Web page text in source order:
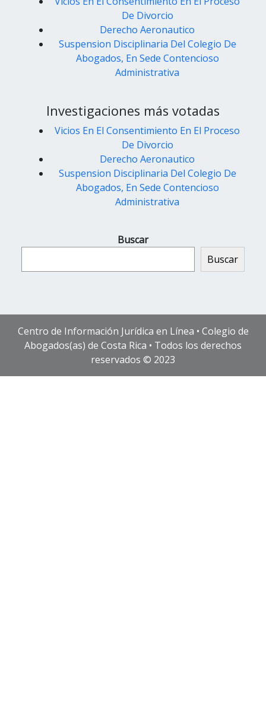
De Divorcio
Derecho Aeronautico
Suspension Disciplinaria Del Colegio De
Abogados, En Sede Contencioso
Administrativa
Investigaciones más votadas
Vicios En El Consentimiento En El Proceso
De Divorcio
Derecho Aeronautico
Suspension Disciplinaria Del Colegio De
Abogados, En Sede Contencioso
Administrativa
Buscar
Buscar
Centro de Información Jurídica en Línea • Colegio de
Abogados(as) de Costa Rica • Todos los derechos
reservados © 2023